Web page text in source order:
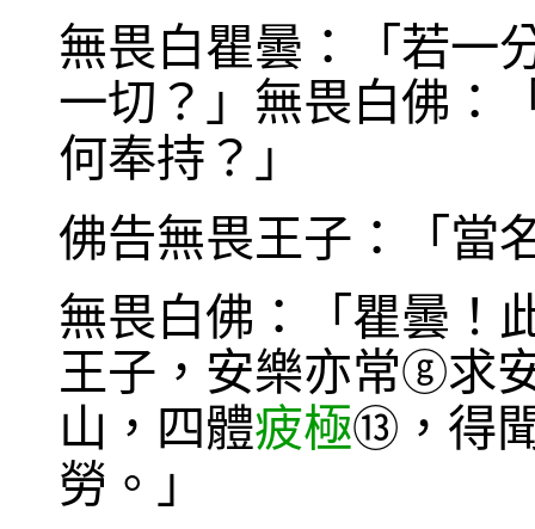
無畏白瞿曇：「若一
一切？」無畏白佛：
何奉持？」
佛告無畏王子：「當
無畏白佛：「瞿曇！
王子，安樂亦常ⓖ求
山，四體疲極⑬ ，得
勞。」